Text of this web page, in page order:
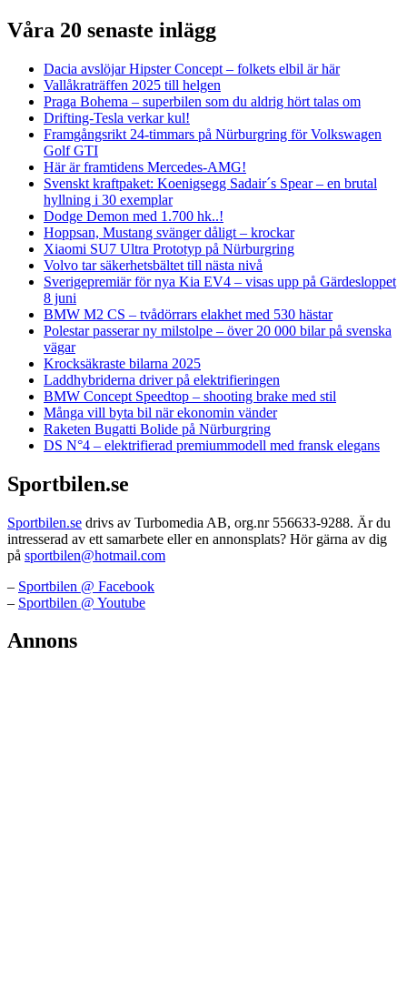
Våra 20 senaste inlägg
Dacia avslöjar Hipster Concept – folkets elbil är här
Vallåkraträffen 2025 till helgen
Praga Bohema – superbilen som du aldrig hört talas om
Drifting-Tesla verkar kul!
Framgångsrikt 24-timmars på Nürburgring för Volkswagen
Golf GTI
Här är framtidens Mercedes-AMG!
Svenskt kraftpaket: Koenigsegg Sadair´s Spear – en brutal
hyllning i 30 exemplar
Dodge Demon med 1.700 hk..!
Hoppsan, Mustang svänger dåligt – krockar
Xiaomi SU7 Ultra Prototyp på Nürburgring
Volvo tar säkerhetsbältet till nästa nivå
Sverigepremiär för nya Kia EV4 – visas upp på Gärdesloppet
8 juni
BMW M2 CS – tvådörrars elakhet med 530 hästar
Polestar passerar ny milstolpe – över 20 000 bilar på svenska
vägar
Krocksäkraste bilarna 2025
Laddhybriderna driver på elektrifieringen
BMW Concept Speedtop – shooting brake med stil
Många vill byta bil när ekonomin vänder
Raketen Bugatti Bolide på Nürburgring
DS N°4 – elektrifierad premiummodell med fransk elegans
Sportbilen.se
Sportbilen.se drivs av Turbomedia AB, org.nr 556633-9288. Är du
intresserad av ett samarbete eller en annonsplats? Hör gärna av dig
på sportbilen@hotmail.com
– Sportbilen @ Facebook
– Sportbilen @ Youtube
Annons